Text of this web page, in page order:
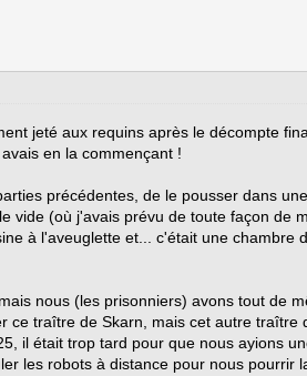
jeté aux requins après le décompte
en la commençant !
précédentes, de le pousser dans
vide (où j'avais prévu de toute façon de
à l'aveuglette et... c'était une chambre
nous (les prisonniers) avons tout de
traître de Skarn, mais cet autre traître
il était trop tard pour que nous ayions
les robots à distance pour nous pourrir